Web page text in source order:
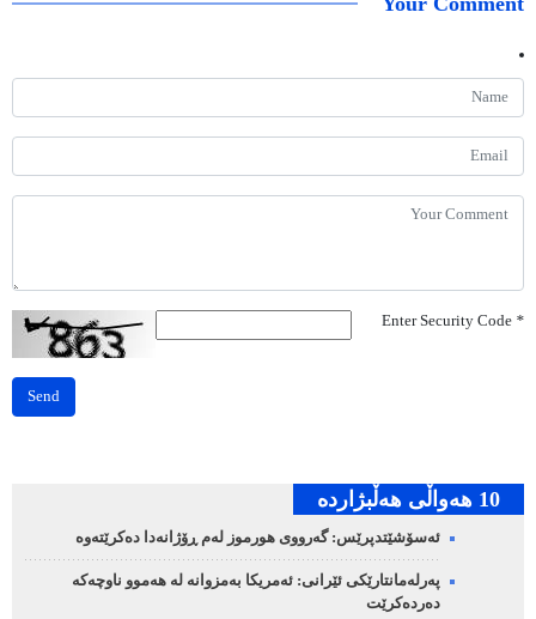
*
Send
10 هه‌واڵی هه‌ڵبژارده‌
ئەسۆشێتدپرێس: گەرووی هورموز لەم ڕۆژانەدا دەکرێتەوە
پەرلەمانتارێکی ئێرانی: ئەمریکا بەمزوانە لە هەموو ناوچەکە
دەردەکرێت